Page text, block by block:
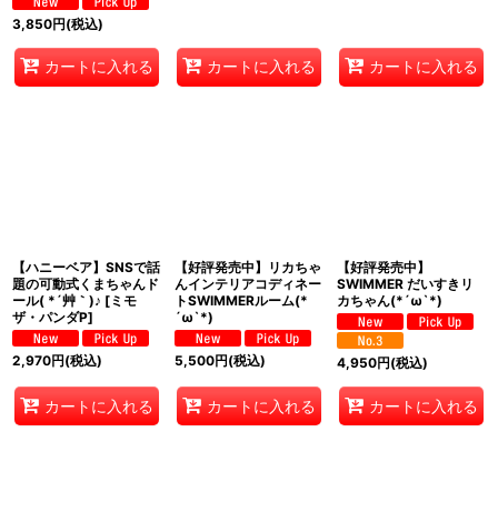
3,850円(税込)
カートに入れる カートに入れる カートに入れる
【ハニーベア】SNSで話
題の可動式くまちゃんド
ール( *´艸｀)♪ [ ミモ
ザ・パンダP]
2,970円(税込)
カートに入れる
【好評発売中】リカちゃ
んインテリアコディネー
トSWIMMERルーム(*
´ω`*)
5,500円(税込)
カートに入れる
【好評発売中】
SWIMMER だいすきリ
カちゃん(*´ω`*)
4,950円(税込)
カートに入れる